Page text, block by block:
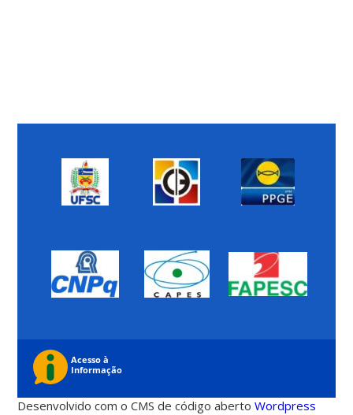
Desenvolvido com o CMS de código abertoWordpress